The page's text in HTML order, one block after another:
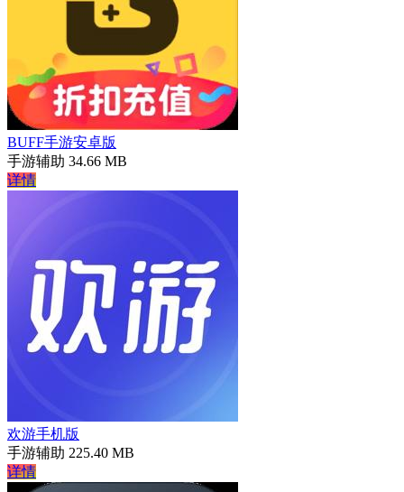
BUFF手游安卓版
手游辅助 34.66 MB
详情
欢游手机版
手游辅助 225.40 MB
详情